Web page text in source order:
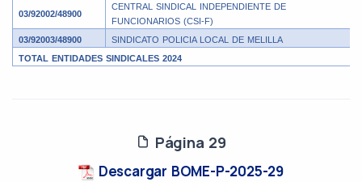
03/92002/48900
CENTRAL SINDICAL INDEPENDIENTE DE
FUNCIONARIOS (CSI-F)
03/92003/48900
SINDICATO POLICIA LOCAL DE MELILLA
TOTAL ENTIDADES SINDICALES 2024
Página 29
Descargar BOME-P-2025-29